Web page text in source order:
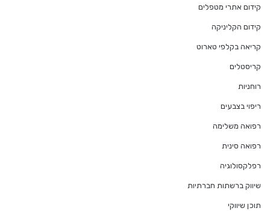
קידום אתרי מטפלים
קידום הקליניקה
קריאה בקלפי טארוט
קריסטלים
רוחניות
ריפוי בצבעים
רפואה משלימה
רפואה סינית
רפלקסולוגיה
שיווק ברשתות חברתיות
תוכן שיווקי